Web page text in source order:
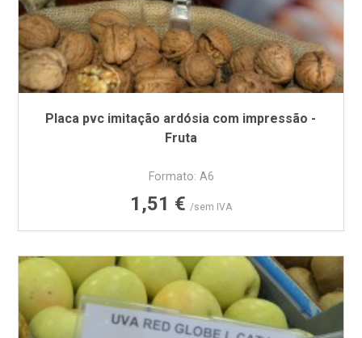
Placa pvc imitação ardósia com impressão -
Fruta
Formato: A6
Preço
1,51 € /sem IVA